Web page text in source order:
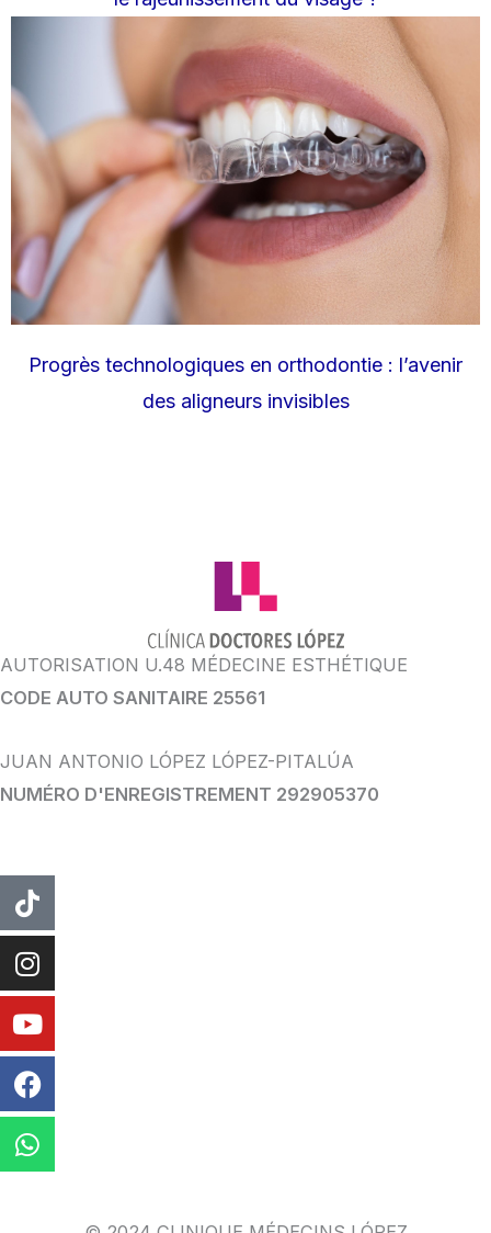
Progrès technologiques en orthodontie : l’avenir
des aligneurs invisibles
AUTORISATION U.48 MÉDECINE ESTHÉTIQUE
CODE AUTO SANITAIRE 25561
JUAN ANTONIO LÓPEZ LÓPEZ-PITALÚA
NUMÉRO D'ENREGISTREMENT 292905370
TIC
Tac
Instagram
Youtube
Facebook
WhatsApp